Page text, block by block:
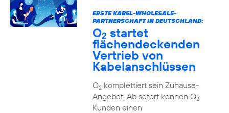
ERSTE KABEL-WHOLESALE-
PARTNERSCHAFT IN DEUTSCHLAND:
O2 startet
flächendeckenden
Vertrieb von
Kabelanschlüssen
O2komplettiert sein Zuhause-
Angebot: Ab sofort können O2
Kunden einen